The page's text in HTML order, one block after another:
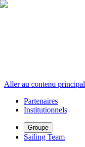
Aller au contenu principal
Partenaires
Institutionnels
Groupe
Sailing Team